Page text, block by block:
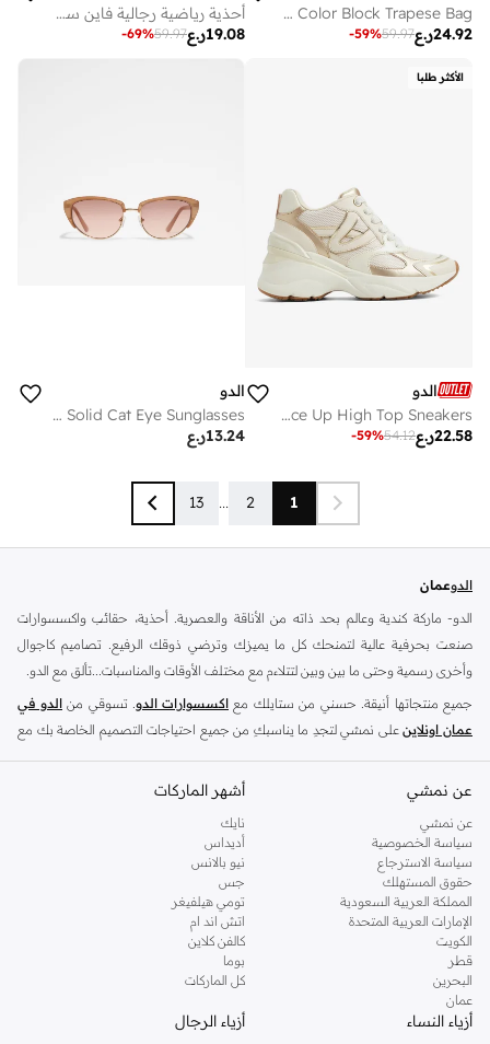
IVEYMA Color Block Trapese Bag
ر.ع24.92
59.97
-59%
أحذية رياضية رجالية فاين سبيك
ر.ع19.08
59.97
-69%
الأكثر طلبا
الدو
BREJOS Lace Up High Top Sneakers
ر.ع22.58
54.12
-59%
الدو
LILYA Solid Cat Eye Sunglasses
ر.ع13.24
1
2
...
13
الدوعمان
الدو- ماركة كندية وعالم بحد ذاته من الأناقة والعصرية. أحذية، حقائب واكسسوارات
صنعت بحرفية عالية لتمنحك كل ما يميزك وترضي ذوقك الرفيع. تصاميم كاجوال
وأخرى رسمية وحتى ما بين وبين لتتلاءم مع مختلف الأوقات والمناسبات...تألق مع الدو.
جميع منتجاتها أنيقة. حسني من ستايلك مع اكسسوارات الدو . تسوقي من الدو في
عمان اونلاين على نمشي لتجدِ ما يناسبكِ من جميع احتياجات التصميم الخاصة بك مع
شنط الدو
تعد متاجر الدو الكندية للتجزئة الوجهة العالمية للأحذية والإكسسوارات العصرية ،تشتهر
بنهجها في التفكير المستقبلي للصنادل العادية ، والكعب العالي الرسمي وشكلها مع
المجوهرات
. سواء كنت تبحث عن تحديث خزانة ملابسك ، ابحث عن الأحذية العادية
المثالية لاناقة عطلة نهاية الأسبوع أو فترة ما بعد الدوام و ارتدي زوج من الكعوب الأنيقة
التي تتطابق مع مناسبة مسائية ، نقدم لك ما تحتاجه .
ان تشكيلة الأحذية النسائية من هذه العلامة التجارية الشهيرة تشمل مجموعة مختارة من
الأحذية لكل موضة اما خلال النهار ، يمكنك ارتداءا شيء مريح ، مثل زوج من
الانيقة أو أحذية الكعب التي تتماشي تماما مع حقائب اليد
عن نمشي
عن نمشي
سياسة الخصوصية
سياسة الاسترجاع
حقوق المستهلك
المملكة العربية السعودية
الإمارات العربية المتحدة
الكويت
قطر
البحرين
عمان
أشهر الماركات
نايك
أديداس
نيو بالانس
جس
تومي هيلفيغر
اتش اند ام
كالفن كلاين
بوما
كل الماركات
أزياء النساء أزياء الرجال